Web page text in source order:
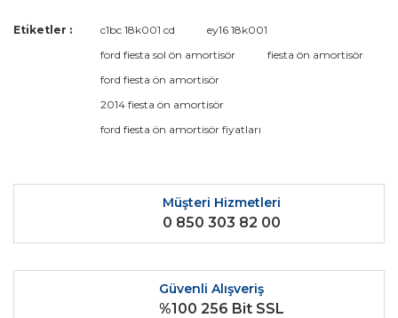
Bu ürüne ilk yorumu siz yapın!
Yorum Yaz
Bu ürünün fiyat bilgisi, resim, ürün açıklamalarında ve diğer
kullanarak tarafımıza iletebilirsiniz.
Görüş ve önerileriniz için teşekkür ederiz.
Ürün fiyatı diğer sitelerden daha pahalı.
Bu ürüne benzer farklı alternatifler olmalı.
Etiketler : c1bc 18k001 cd
ey16 18k001
ford fiesta sol ön amortisör
fiesta ön amortisör
ford fiesta ön amortisör
2014 fiesta ön amortisör
ford fiesta ön amortisör fiyatları
Müşteri Hizmetleri
0 850 303 82 00
Güvenli Alışveriş
%100 256 Bit SSL